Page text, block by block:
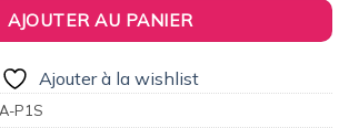
AJOUTER AU PANIER
Ajouter à la wishlist
P1S